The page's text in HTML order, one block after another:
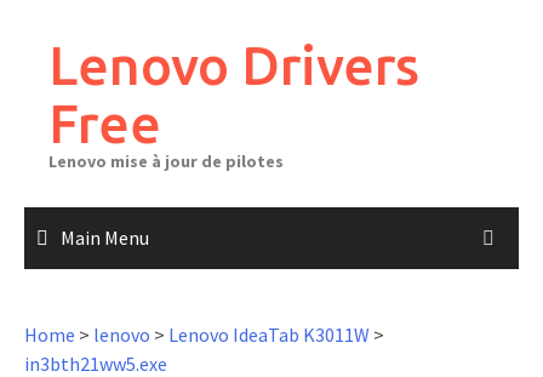
contentLenovo Drivers
Free
Lenovo mise à jour de pilotes
Main Menu
Home > lenovo > Lenovo IdeaTab K3011W >
in3bth21ww5.exe